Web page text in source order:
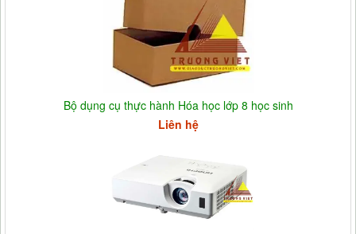
Bộ dụng cụ thực hành Hóa học lớp 8 học sinh
Liên hệ